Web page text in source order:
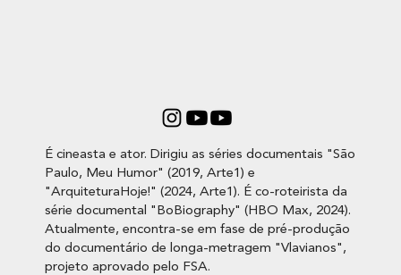
É cineasta e ator. Dirigiu as séries documentais "São
Paulo, Meu Humor" (2019, Arte1) e
"ArquiteturaHoje!" (2024, Arte1). É co-roteirista da
série documental "BoBiography" (HBO Max, 2024).
Atualmente, encontra-se em fase de pré-produção
do documentário de longa-metragem "Vlavianos",
projeto aprovado pelo FSA.